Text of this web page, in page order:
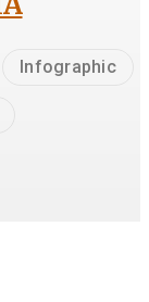
Infographic